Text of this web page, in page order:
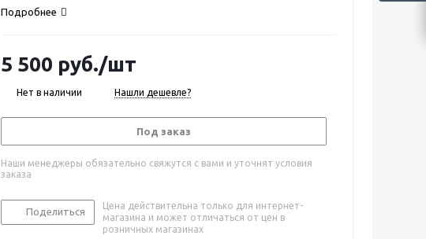
Подробнее
5 500 руб./шт
Нет в наличии Нашли дешевле?
Под заказ
Наши менеджеры обязательно свяжутся с вами и уточнят условия
заказа
Поделиться
Цена действительна только для интернет-
магазина и может отличаться от цен в
розничных магазинах